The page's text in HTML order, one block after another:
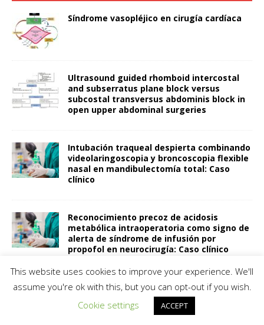
Síndrome vasopléjico en cirugía cardíaca
Ultrasound guided rhomboid intercostal
and subserratus plane block versus
subcostal transversus abdominis block in
open upper abdominal surgeries
Intubación traqueal despierta combinando
videolaringoscopia y broncoscopia flexible
nasal en mandibulectomía total: Caso
clínico
Reconocimiento precoz de acidosis
metabólica intraoperatoria como signo de
alerta de síndrome de infusión por
propofol en neurocirugía: Caso clínico
Cáncer y cuidados intensivos en la era de
la oncología moderna: Epidemiología,
pronóstico, trayectorias
This website uses cookies to improve your experience. We'll
assume you're ok with this, but you can opt-out if you wish.
Cookie settings
ACCEPT